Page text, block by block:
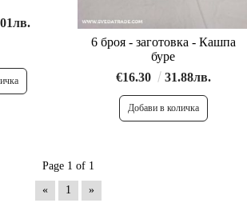
6 броя - заготовка - Кашпа
буре
€16.30
31.88лв.
Page 1 of 1
« 1 »